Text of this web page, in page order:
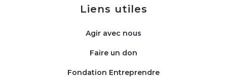
Liens utiles
Agir avec nous
Faire un don
Fondation Entreprendre